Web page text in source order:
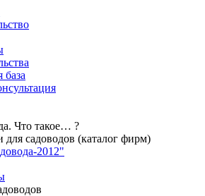
база
Что такое… ?
для садоводов (каталог фирм)
2012"